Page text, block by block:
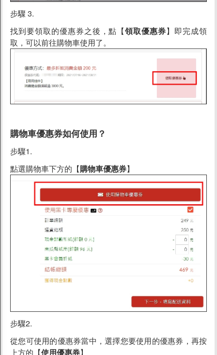
步驟 3.
找到要領取的優惠券之後，點【領取優惠券】即完成領
取，可以前往購物車使用了。
購物車優惠券如何使用？
步驟1.
點選購物車下方的【購物車優惠券】
步驟2.
從您可使用的優惠券當中，選擇您要使用的優惠券，再按
上方的【使用優惠券】